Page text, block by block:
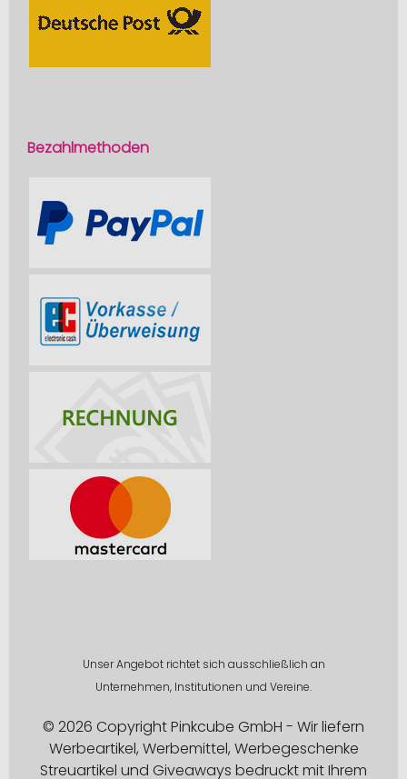
Bezahlmethoden
Unser Angebot richtet sich ausschließlich an
Unternehmen, Institutionen und Vereine.
© 2026 Copyright Pinkcube GmbH - Wir liefern
Werbeartikel, Werbemittel, Werbegeschenke
Streuartikel und Giveaways bedruckt mit Ihrem